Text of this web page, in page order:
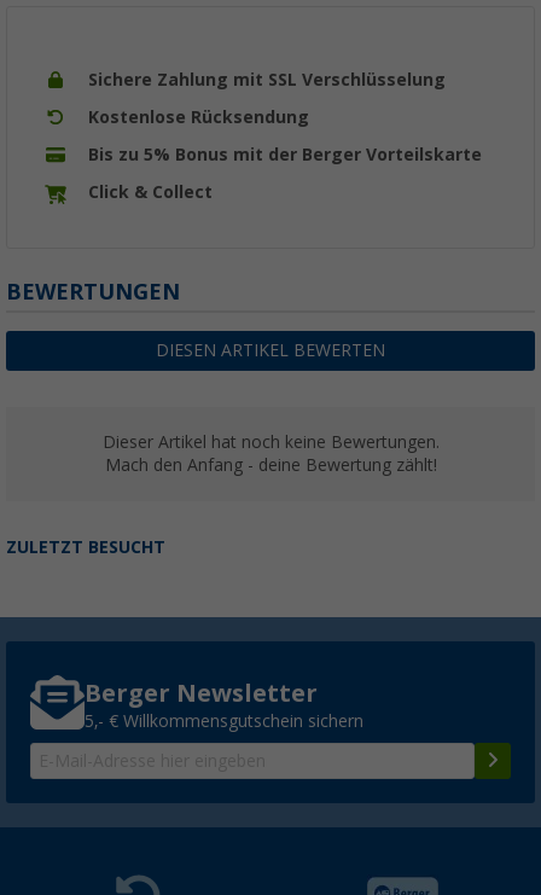
Sichere Zahlung mit SSL Verschlüsselung
Kostenlose Rücksendung
Bis zu 5% Bonus mit der Berger Vorteilskarte
Click & Collect
BEWERTUNGEN
DIESEN ARTIKEL BEWERTEN
Dieser Artikel hat noch keine Bewertungen.
Mach den Anfang - deine Bewertung zählt!
ZULETZT BESUCHT
Berger Newsletter
5,- € Willkommensgutschein sichern